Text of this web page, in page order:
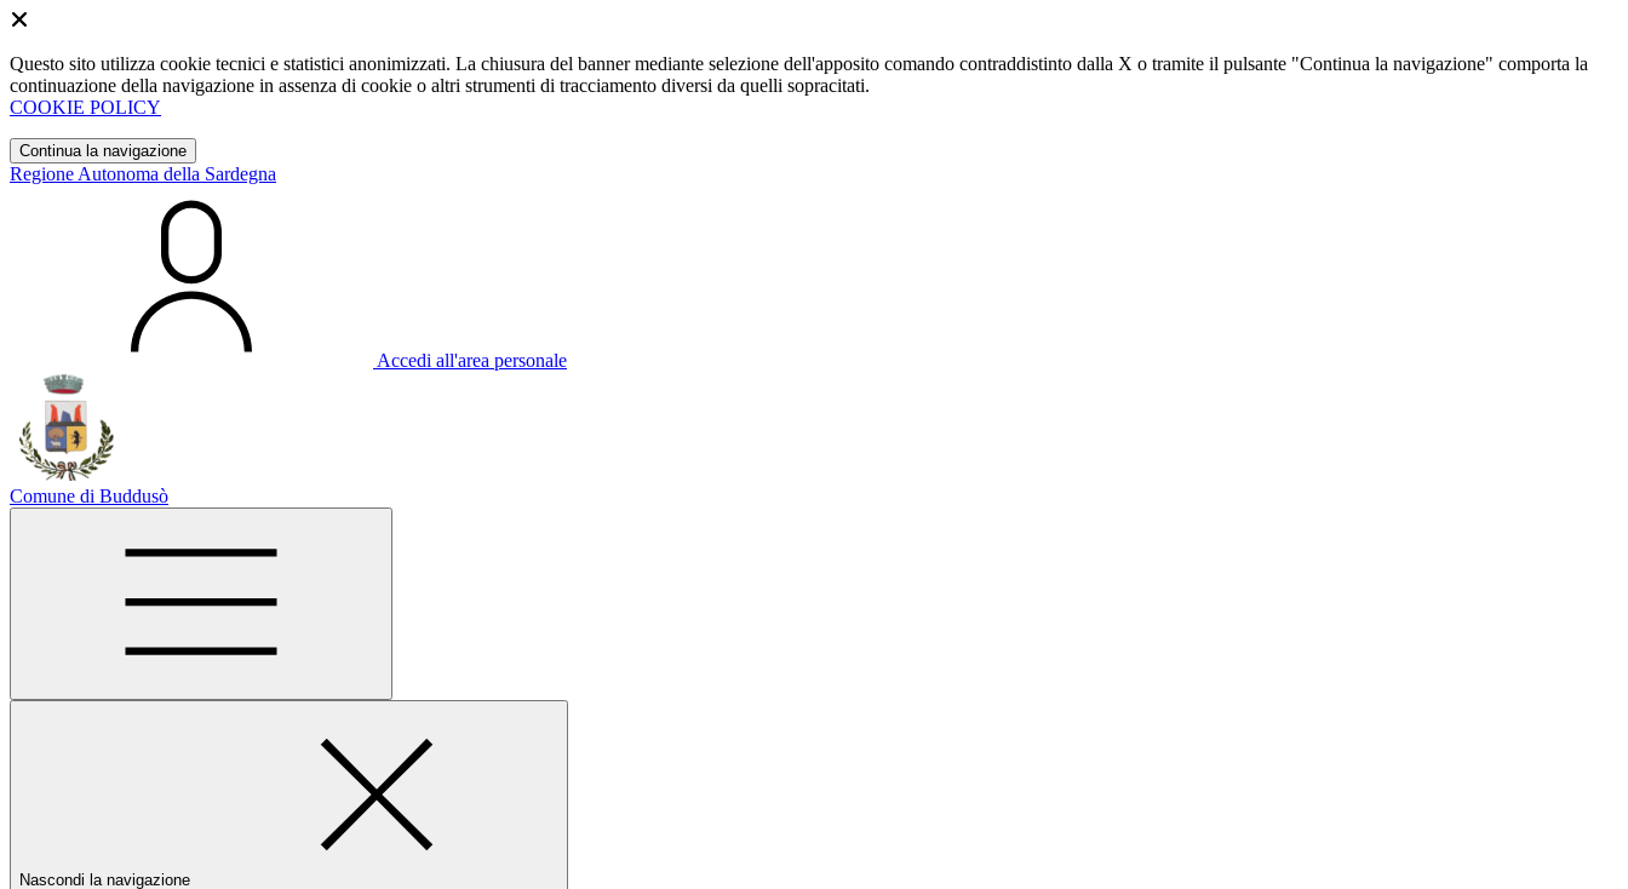
Questo sito utilizza cookie tecnici e statistici anonimizzati. La chiusura del banner mediante selezione dell'apposito comando contraddistinto dalla X o tramite il pulsante "Continua la navigazione" comporta la
continuazione della navigazione in assenza di cookie o altri strumenti di tracciamento diversi da quelli sopracitati.
COOKIE POLICY
Continua la navigazione
Regione Autonoma della Sardegna
Accedi all'area personale
Comune di Buddusò
Nascondi la navigazione